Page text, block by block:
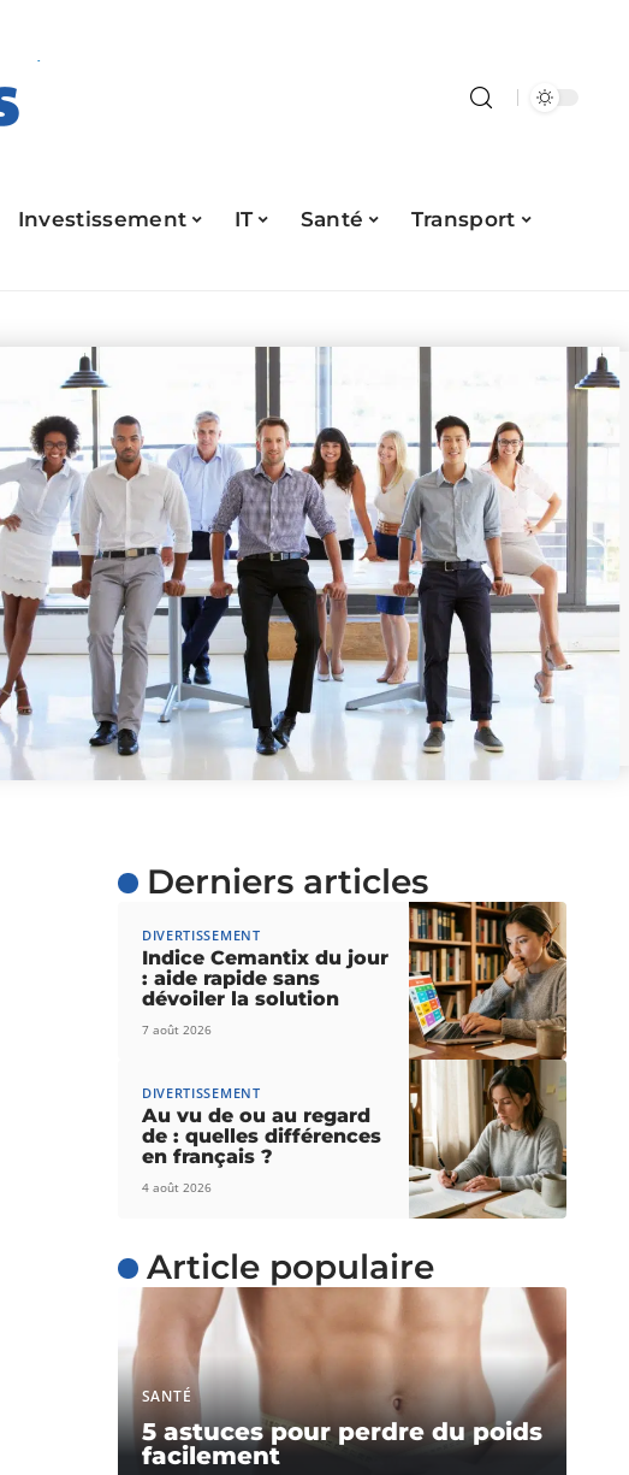
Investissement IT Santé
Transport
Coworkers posing to camera in meeting room
Derniers articles
DIVERTISSEMENT
Indice Cemantix du jour
: aide rapide sans
dévoiler la solution
7 août 2026
DIVERTISSEMENT
Au vu de ou au regard
de : quelles différences
en français ?
4 août 2026
Article populaire
SANTÉ
5 astuces pour perdre du poids
facilement